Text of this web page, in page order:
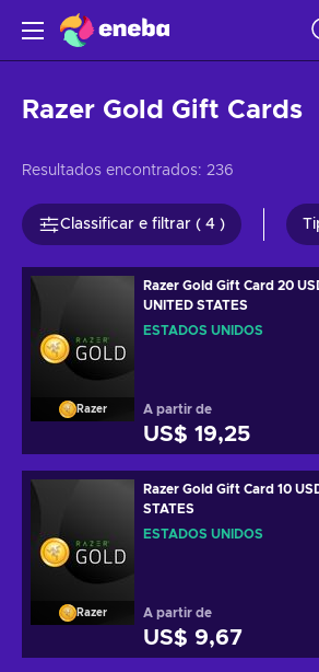
Razer Gold Gift Cards
Resultados encontrados: 236
Classificar e filtrar ( 4 )
Razer
Razer Gold Gift Card 20
UNITED STATES
ESTADOS UNIDOS
A partir de
US$ 19,25
Razer
Razer Gold Gift Card 10
STATES
ESTADOS UNIDOS
A partir de
US$ 9,67